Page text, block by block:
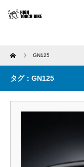
Home GN125
タグ：GN125